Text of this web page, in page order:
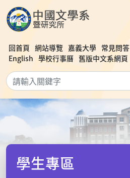
回首頁 網站導覽 嘉義大學 常見問答
English 學校行事曆 舊版中文系網頁
學生專區